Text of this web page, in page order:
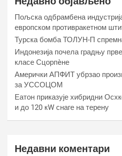
Пољска одбрамбена
европском противракетном
Турска бомба ТОЛУН-П
Индонезија почела градњу
класе Сцорпèне
Амерички АПФИТ убрзао
за УССОЦОМ
Еатон приказује хибридни
и до 120 кW снаге на терену
Недавни коментари